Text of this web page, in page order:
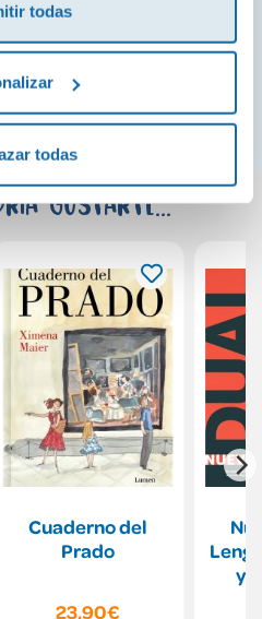
todas
todas
que narra las peripecias
que se ven empujadas por
gustarte...
Cuaderno del
Prado
23,90€
y